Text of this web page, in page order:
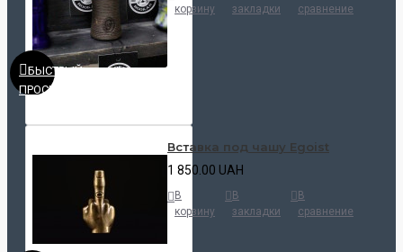
БЫСТРЫЙ
ПРОСМОТР
корзину
закладки
сравнение
Вставка под чашу Egoist
1 850.00 UAH
В
корзину
В
закладки
В
сравнение